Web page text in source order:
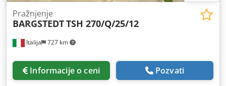
Italija 727 km
Pražnjenje
BARGSTEDTTSH 270/Q/25/12
Informacije o ceni Pozvati